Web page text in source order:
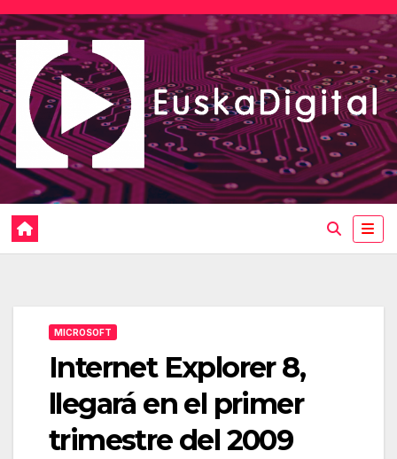
Saltar
al
contenido
MICROSOFT
Internet Explorer 8,
llegará en el primer
trimestre del 2009